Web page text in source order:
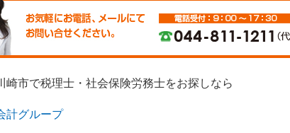
崎市で税理士・社会保険労務士をお探しなら
計グループ